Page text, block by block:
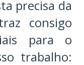
precisa da
consigo
para o
trabalho: